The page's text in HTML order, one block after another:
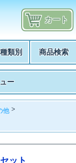
カート
種類別 商品検索
ー
他 >
ット